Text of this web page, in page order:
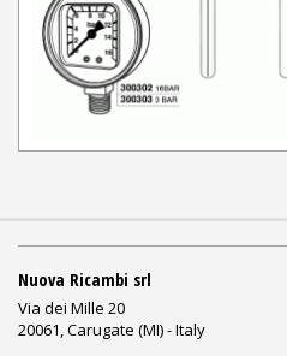
Nuova Ricambi srl
Via dei Mille 20
20061, Carugate (MI) - Italy